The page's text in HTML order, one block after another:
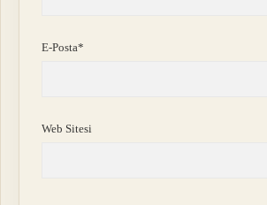
E-Posta*
Web Sitesi